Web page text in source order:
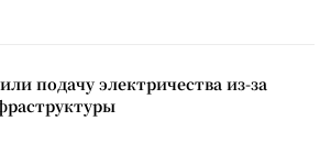
подачу электричества из-за